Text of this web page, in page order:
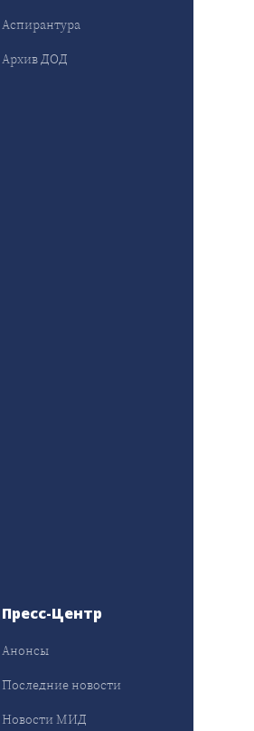
Аспирантура
Архив ДОД
Пресс-Центр
Анонсы
Последние новости
Новости МИД